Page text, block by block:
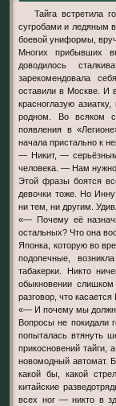
Тайга встретила гостей недобро: злым морозцем, непроходимыми
сугробами и ледяным
боевой униформы,
Многих прибывших
доводилось
зарекомендовала
оставили в Москве. И
красноглазую
родном. Во всяком
появления в
начала пристально к
— Никит, — серьёзным
человека. — Нам нужно
Этой фразы боятся
девочки тоже. Но
ни тем, ни другим.
«— Почему её
остальных? Что она
Японка, которую во
подопечные,
табакерки. Никто
обыкновении
разговор, что касается
«— И почему мы
Вопросы не покидали
попыталась втянуть
прикосновений тайги,
новомодный автомат.
какой бы, какой
китайские
всех ног — никто в